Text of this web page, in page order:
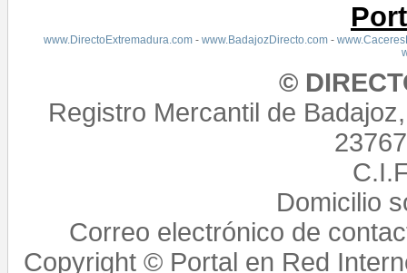
www.DirectoExtremadura.com- www.BadajozDirecto.com-
©
Registro Mercantil de
Domicilio
Correo electrónico de
Copyright © Portal en Red